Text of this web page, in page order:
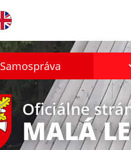
Samospráva
Oficiálne
MALÁ